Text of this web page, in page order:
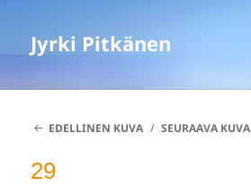
Jyrki Pitkänen
EDELLINEN KUVA SEURAAVA KUVA
29